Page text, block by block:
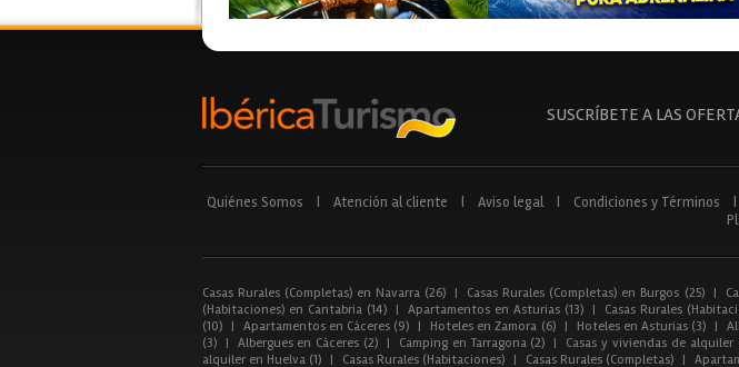
SUSCRÍBETE A LAS
Quiénes Somos Atención al cliente Aviso legal Condiciones y Términos
Casas Rurales (Completas) en Navarra (26) | Casas Rurales (Completas) en Burgos (25) |
(Habitaciones) en Cantabria (14)
| Apartamentos en Asturias (13) | Casas Rurales
(10)
| Apartamentos en Cáceres (9) | Hoteles en Zamora (6) | Hoteles en Asturias (3) |
(3)
| Albergues en Cáceres (2) | Camping en Tarragona (2) | Casas y viviendas de alquiler
alquiler en Huelva (1)
| Casas Rurales (Habitaciones) | Casas Rurales (Completas) |